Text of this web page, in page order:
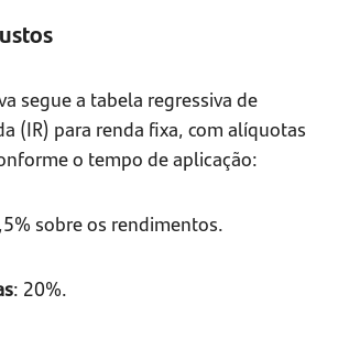
segue a tabela regressiva de
(IR) para renda fixa, com alíquotas
o tempo de aplicação:
sobre os rendimentos.
: 20%.